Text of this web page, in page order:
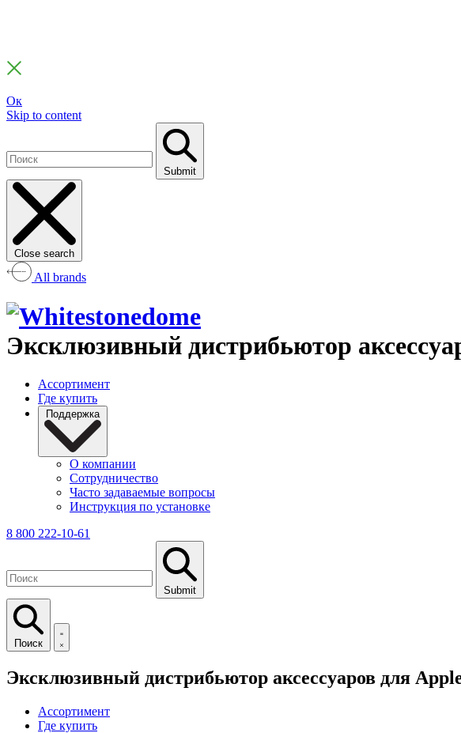
Ок
Skip to content
Submit
Close search
All brands
Эксклюзивный дистрибьютор
Ассортимент
Где купить
Поддержка
О компании
Сотрудничество
Часто задаваемые вопросы
Инструкция по установке
8 800 222-10-61
Submit
Поиск
Эксклюзивный дистрибьютор аксессуаров для
Ассортимент
Где купить